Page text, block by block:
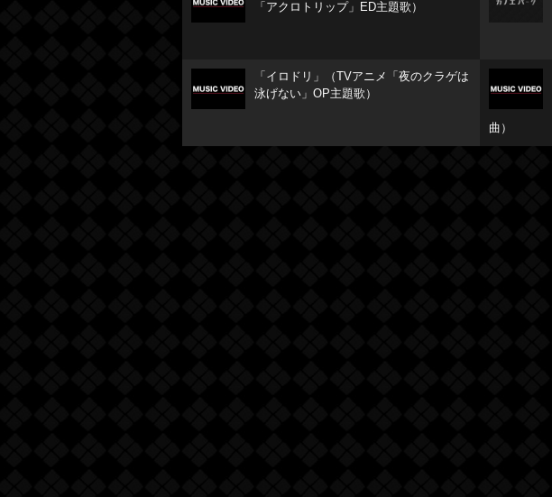
「アクロトリップ」ED主題歌）
「イロドリ」（TVアニメ「夜のクラゲは
泳げない」OP主題歌）
曲）